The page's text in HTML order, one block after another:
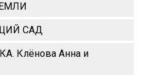
САД
Клёнова Анна и